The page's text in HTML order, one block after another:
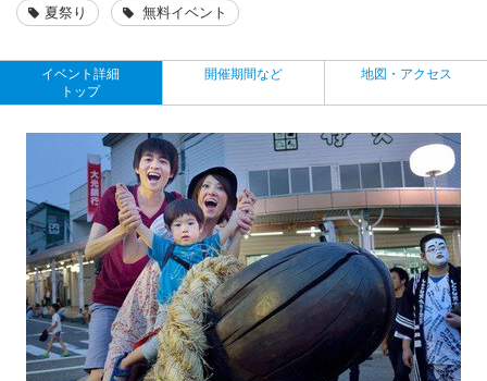
夏祭り 無料イベント
イベント詳細
トップ
開催期間など 地図・アクセス